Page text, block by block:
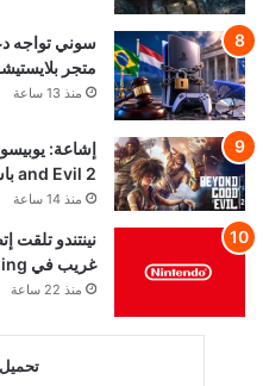
متجر
منذ 13 ساعة
and Evil 2 باسم جديد في TGA 2026
منذ 14 ساعة
نينتندو تلقت
غريب في Animal Crossing
منذ 22 ساعة